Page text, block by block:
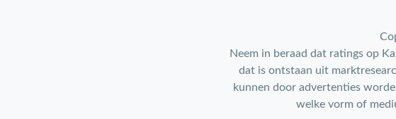
Neem in beraad dat ratings op
dat is ontstaan uit
kunnen door advertenties
welke vorm of